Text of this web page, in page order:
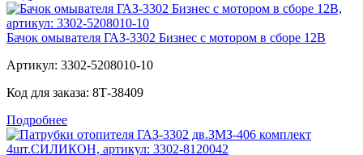
Бачок омывателя ГАЗ-3302 Бизнес с мотором в сборе 12В
Артикул: 3302-5208010-10
Код для заказа: 8Т-38409
Подробнее